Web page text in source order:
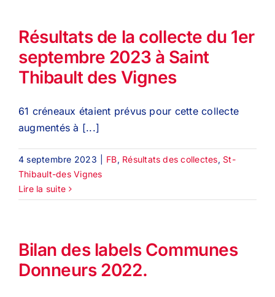
Résultats de la collecte du 1er
septembre 2023 à Saint
Thibault des Vignes
61 créneaux étaient prévus pour cette collecte
augmentés à [...]
4 septembre 2023 FB, Résultats des collectes, St-
Thibault-des Vignes
Lire la suite
Bilan des labels Communes
Donneurs 2022.